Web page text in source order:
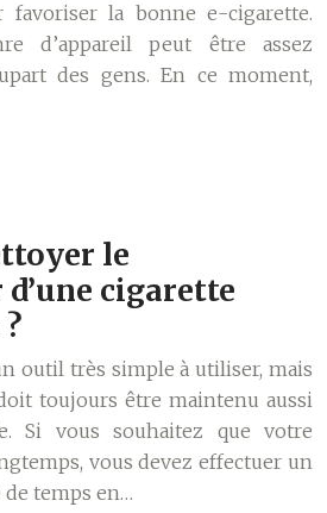
favoriser la bonne e-cigarette.
d’appareil peut être assez
des gens. En ce moment,
le
cigarette
outil très simple à utiliser, mais
toujours être maintenu aussi
Si vous souhaitez que votre
vous devez effectuer un
temps en…